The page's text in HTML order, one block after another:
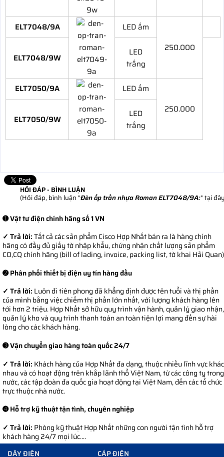
ELT7048/9A
LED ấm
250.000
ELT7048/9W
LED
trắng
ELT7050/9A
LED ấm
250.000
ELT7050/9W
LED
trắng
HỎI ĐÁP - BÌNH LUẬN
(Hỏi đáp, bình luận "Đèn ốp trần nhựa Roman ELT7048/9A:" tại
➊ Vật tư điện chính hãng số 1 VN
✓ Trả lời:Tất cả các sản phẩm Cisco Hợp Nhất bán ra là hàng chính
hãng có đầy đủ giấy tờ nhập khẩu, chứng nhận chất lượng sản phẩm
CO,CQ chính hãng (bill of lading, invoice, packing list, tờ khai Hải Quan)
➋ Phân phối thiết bị điện uy tín hàng đầu
✓ Trả lời: Luôn đi tiên phong đã khẳng định được tên tuổi và thị phần
của mình bằng việc chiếm thị phần lớn nhất, với lượng khách hàng lên
tới hơn 2 triệu. Hợp Nhất sở hữu quy trình vận hành, quản lý giao nhận,
quản lý kho và quy trình thanh toán an toàn tiện lợi mang đến sự hài
lòng cho các khách hàng.
➌ Vận chuyển giao hàng toàn quốc 24/7
✓ Trả lời: Khách hàng của Hợp Nhất đa dạng, thuộc nhiều lĩnh vực khác
nhau và có hoạt động trên khắp lãnh thổ Việt Nam, từ các công ty trong
nước, các tập đoàn đa quốc gia hoạt động tại Việt Nam, đến các tổ chức
trực thuộc nhà nước.
➍ Hỗ trợ kỹ thuật tận tình, chuyên nghiệp
✓ Trả lời: Phòng kỹ thuật Hợp Nhất những con người tận tình hỗ trợ
khách hàng 24/7 mọi lúc....
DÂY ĐIỆN
CÁP ĐIỆN